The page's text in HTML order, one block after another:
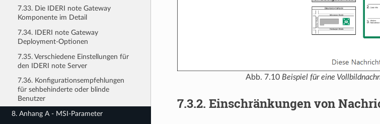
7.33. Die IDERI note Gateway
Komponente im Detail
7.34. IDERI note Gateway
Deployment-Optionen
7.35. Verschiedene Einstellungen für
den IDERI note Server
7.36. Konfigurationsempfehlungen
für sehbehinderte oder blinde
Benutzer
8. Anhang A - MSI-Parameter
Abb. 7.10 Beispiel für eine
7.3.2. Einschränkungen von